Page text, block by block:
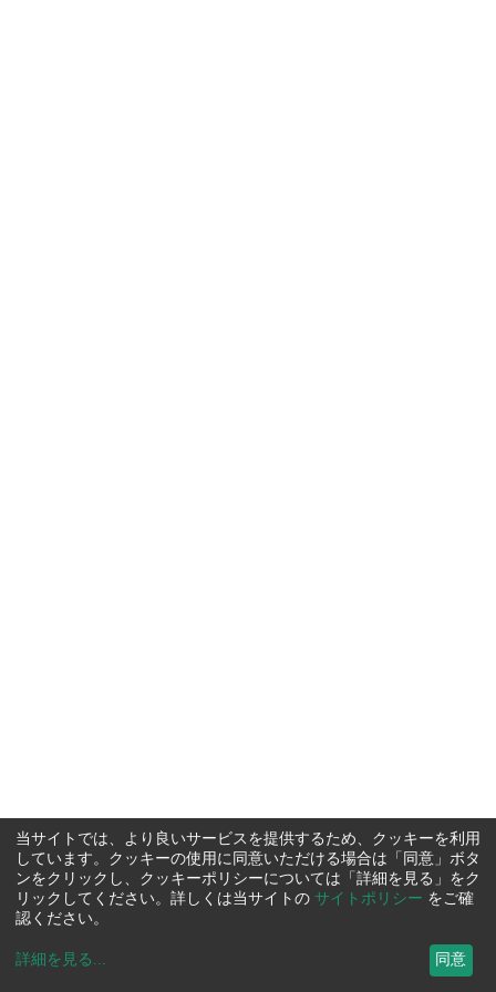
当サイトでは、より良いサービスを提供するため、クッキーを利用
しています。クッキーの使用に同意いただける場合は「同意」ボタ
ンをクリックし、クッキーポリシーについては「詳細を見る」をク
リックしてください。詳しくは当サイトの サイトポリシー をご確
認ください。
詳細を見る ... 同意